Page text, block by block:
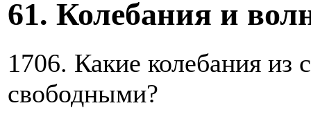
61. Колебания и
1706. Какие колебания
свободными?